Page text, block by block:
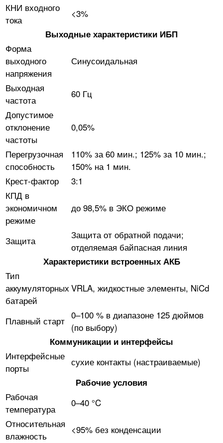
КНИ входного
тока
<3%
Выходные характеристики ИБП
Форма
выходного
напряжения
Синусоидальная
Выходная
частота
60 Гц
Допустимое
отклонение
частоты
0,05%
Перегрузочная
способность
110% за 60 мин.; 125% за 10 мин.;
150% на 1 мин.
Крест-фактор
3:1
КПД в
экономичном
режиме
до 98,5% в ЭКО режиме
Защита
Защита от обратной подачи;
отделяемая байпасная линия
Характеристики встроенных АКБ
Тип
аккумуляторных
батарей
VRLA, жидкостные элементы, NiCd
Плавный старт 0–100 % в диапазоне 125 дюймов
(по выбору)
Коммуникации и интерфейсы
Интерфейсные
порты
сухие контакты (настраиваемые)
Рабочие условия
Рабочая
температура
0–40 °C
Относительная
влажность
<95% без конденсации